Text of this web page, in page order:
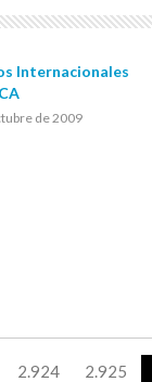
Internacionales
de 2009
2.924 2.925